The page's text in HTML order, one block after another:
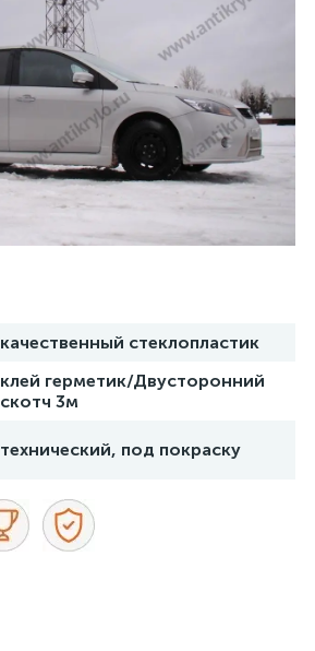
качественный стеклопластик
клей герметик/Двусторонний
скотч 3м
технический, под покраску